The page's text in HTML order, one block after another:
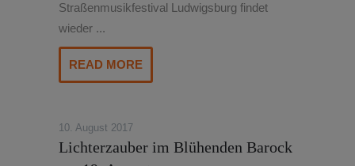
Straßenmusikfestival Ludwigsburg findet
wieder ...
READ MORE
10. August 2017
Lichterzauber im Blühenden Barock